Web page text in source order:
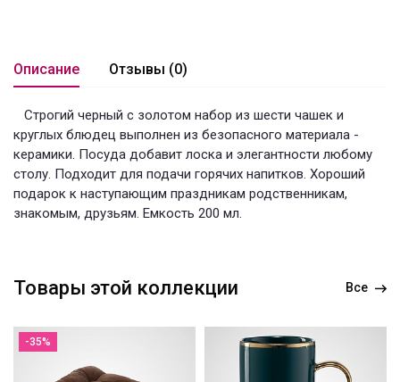
Описание Отзывы (0)
Строгий черный с золотом набор из шести чашек и
круглых блюдец выполнен из безопасного материала -
керамики. Посуда добавит лоска и элегантности любому
столу. Подходит для подачи горячих напитков. Хороший
подарок к наступающим праздникам родственникам,
знакомым, друзьям. Емкость 200 мл.
Товары этой коллекции Все
-35%